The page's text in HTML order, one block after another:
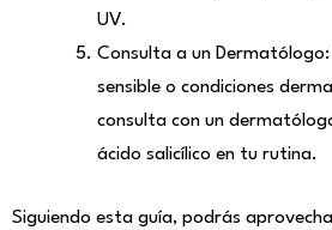
UV.
Consulta a un
sensible o condiciones
consulta con un
ácido salicílico en tu rutina.
Siguiendo esta guía, podrás